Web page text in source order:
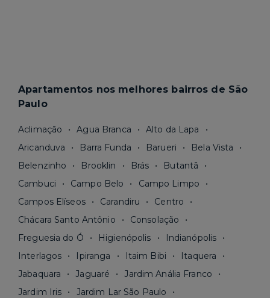
Apartamentos nos melhores bairros de São
Paulo
Aclimação Agua Branca
Alto da Lapa
Aricanduva
Barra Funda Barueri
Bela Vista
Belenzinho
Brooklin Brás
Butantã
Cambuci
Campo Belo
Campo Limpo
Campos Elíseos
Carandiru
Centro
Chácara Santo Antônio
Consolação
Freguesia do Ó
Higienópolis
Indianópolis
Interlagos
Ipiranga Itaim Bibi
Itaquera
Jabaquara
Jaguaré
Jardim Anália Franco
Jardim Iris
Jardim Lar São Paulo